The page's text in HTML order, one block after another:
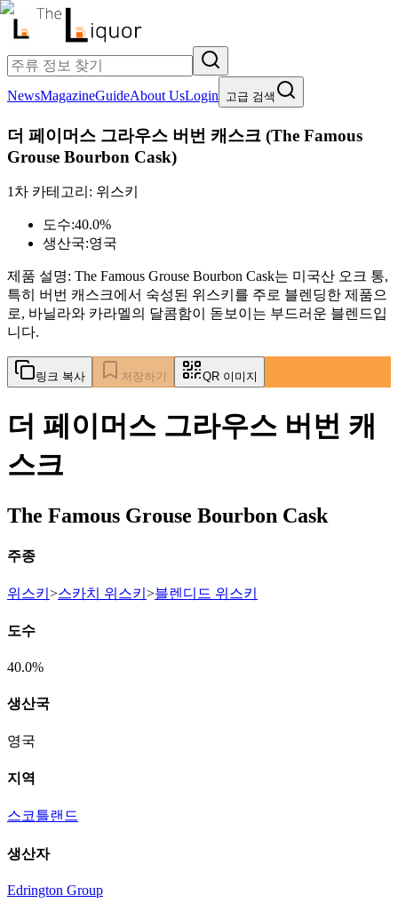
NewsMagazineGuideAbout UsLogin 고급 검색
더 페이머스 그라우스 버번 캐스크 (The Famous
Grouse Bourbon Cask)
1차 카테고리: 위스키
도수:40.0%
생산국:영국
제품 설명: The Famous Grouse Bourbon Cask는 미국산 오크 통,
특히 버번 캐스크에서 숙성된 위스키를 주로 블렌딩한 제품으
로, 바닐라와 카라멜의 달콤함이 돋보이는 부드러운 블렌드입
니다.
링크 복사 저장하기 QR 이미지
더 페이머스 그라우스 버번 캐
스크
The Famous Grouse Bourbon Cask
주종
위스키 >스카치 위스키 >블렌디드 위스키
도수
40.0%
생산국
영국
지역
스코틀랜드
생산자
Edrington Group